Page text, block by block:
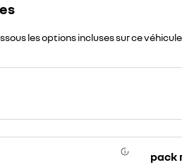
les options incluses sur ce véhicule
pack